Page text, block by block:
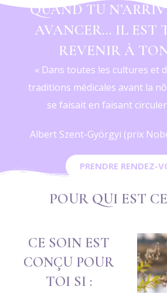
QUAND TU
AVANCER… IL EST
REVENIR À
« Dans toutes les cultures et
traditions médicales avant la
se faisait en faisant circuler
Albert Szent-Györgyi (prix
PRENDRE RENDEZ-
POUR QUI EST
CE SOIN EST
CONÇU POUR
TOI SI :